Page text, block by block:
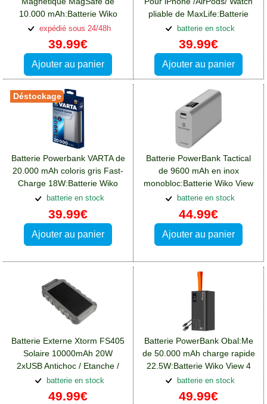
10.000 mAh:Batterie Wiko
View 4 Lite
expédié sous 24/48h
39.99€
Ajouter au panier
pliable de MaxLife:Batterie
Wiko View 4 Lite
batterie en stock
39.99€
Ajouter au panier
Batterie Powerbank VARTA de
20.000 mAh coloris gris Fast-
Charge 18W:Batterie Wiko
View 4 Lite
batterie en stock
39.99€
Ajouter au panier
Déstockage
Batterie PowerBank Tactical
de 9600 mAh en inox
monobloc:Batterie Wiko View
4 Lite
batterie en stock
44.99€
Ajouter au panier
Batterie Externe Xtorm FS405
Solaire 10000mAh 20W
2xUSB Antichoc / Etanche /
Lampe LED:Batterie Wiko
View 4 Lite
batterie en stock
49.99€
Batterie PowerBank Obal:Me
de 50.000 mAh charge rapide
22.5W:Batterie Wiko View 4
Lite
batterie en stock
49.99€